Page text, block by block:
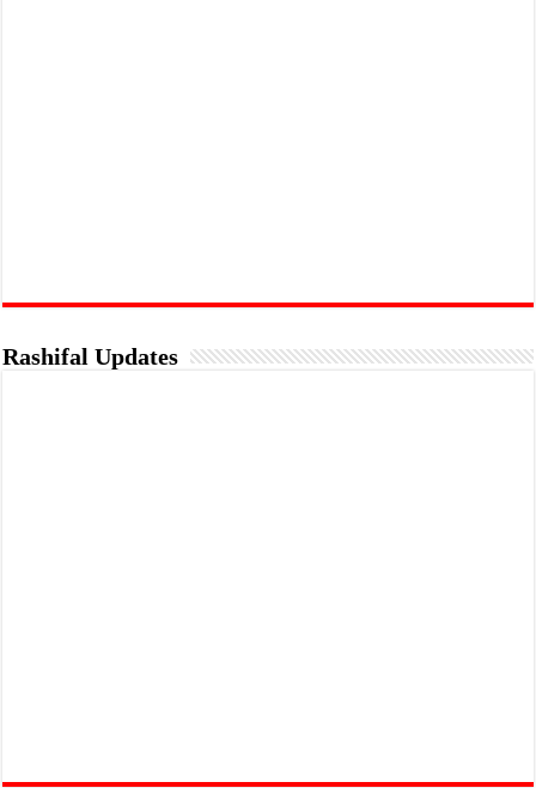
Rashifal Updates